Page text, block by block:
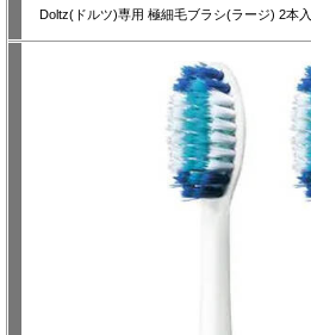
Doltz(ドルツ)専用 極細毛ブラシ(ラージ) 2本入